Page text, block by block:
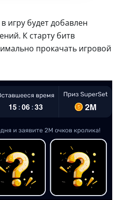
игру будет добавлен
К старту битв
прокачать игровой